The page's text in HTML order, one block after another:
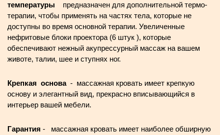
температуры предназначен для дополнительной термо-
терапии, чтобы применять на частях тела, которые не
доступны во время основной терапии. Увеличенные
нефритовые блоки проектора (6 штук ), которые
обеспечивают нежный акупрессурный массаж на вашем
животе, талии, шее и ступнях ног.
Крепкая основа - массажная кровать имеет крепкую
основу и элегантный вид, прекрасно вписывающийся в
интерьер вашей мебели.
Гарантия - массажная кровать имеет наиболее обширную